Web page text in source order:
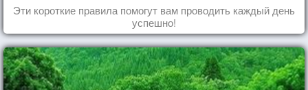
Эти короткие правила помогут вам проводить каждый день
успешно!